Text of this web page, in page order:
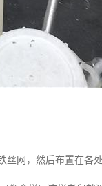
丝网，然后布置在各